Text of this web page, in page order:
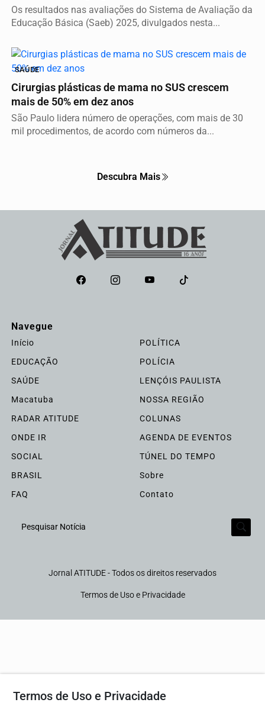
Os resultados nas avaliações do Sistema de Avaliação da
Educação Básica (Saeb) 2025, divulgados nesta...
SAÚDE
Cirurgias plásticas de mama no SUS crescem
mais de 50% em dez anos
São Paulo lidera número de operações, com mais de 30
mil procedimentos, de acordo com números da...
Descubra Mais
Navegue
Início
POLÍTICA
EDUCAÇÃO
POLÍCIA
SAÚDE
LENÇÓIS PAULISTA
Macatuba
NOSSA REGIÃO
RADAR ATITUDE
COLUNAS
ONDE IR
AGENDA DE EVENTOS
SOCIAL
TÚNEL DO TEMPO
BRASIL
Sobre
FAQ
Contato
Pesquisar Notícia
Jornal ATITUDE - Todos os direitos reservados
Termos de Uso e Privacidade
Termos de Uso e Privacidade